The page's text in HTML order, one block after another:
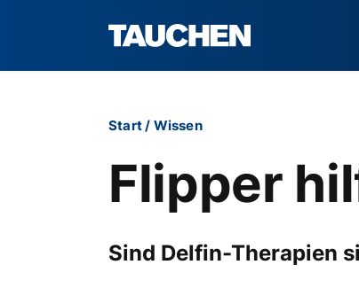
Start/ Wissen
Flipper
Sind Delfin-Therapien